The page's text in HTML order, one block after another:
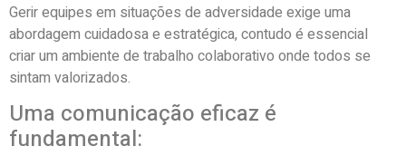
Gerir equipes em situações de adversidade exige uma
abordagem cuidadosa e estratégica, contudo é essencial
criar um ambiente de trabalho colaborativo onde todos se
sintam valorizados.
Uma comunicação eficaz é
fundamental: